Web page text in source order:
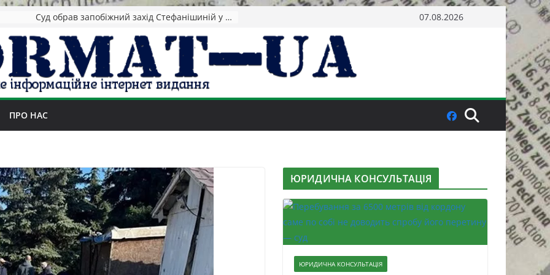
Зеленський повідомив про ураження нафтозаводів РФ за понад 1300 км від фронту 07.08.2026
ПРО НАС
ЮРИДИЧНА КОНСУЛЬТАЦІЯ
ЮРИДИЧНА КОНСУЛЬТАЦІЯ